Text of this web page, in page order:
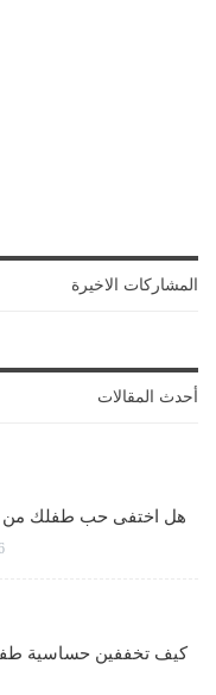
المشاركات الاخيرة
أحدث المقالات
هل اختفى حب طفلك من
6
كيف تخففين حساسية